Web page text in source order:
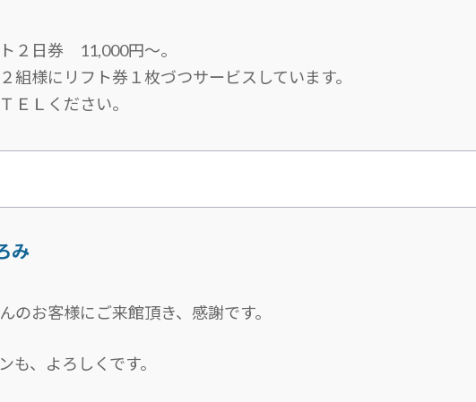
２日券 11,000円～。
組様にリフト券１枚づつサービスしています。
ＥＬください。
み
のお客様にご来館頂き、感謝です。
、よろしくです。